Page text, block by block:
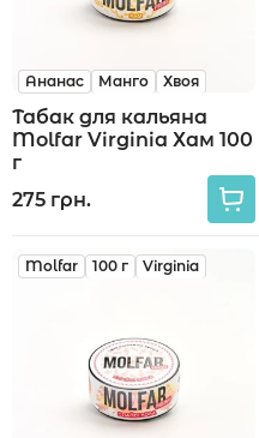
Ананас Манго Хвоя
Табак для кальяна
Molfar Virginia Хам 100
г
275 грн.
Molfar 100 г Virginia